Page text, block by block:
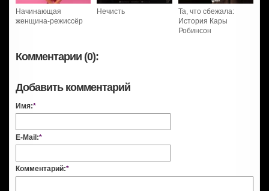
Начинающая
женщина-режиссёр
Нечисть
Та, что сбежала:
История Кары
Робинсон
Комментарии (0):
Добавить комментарий
Имя:*
E-Mail:*
Комментарий:*